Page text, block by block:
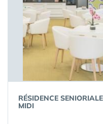
RÉSIDENCE
MIDI